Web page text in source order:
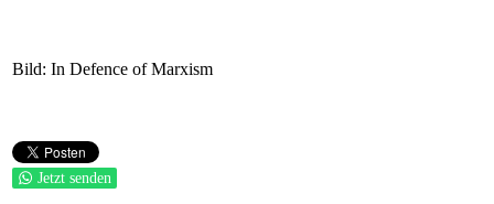
Bild: In Defence of Marxism
Jetzt senden